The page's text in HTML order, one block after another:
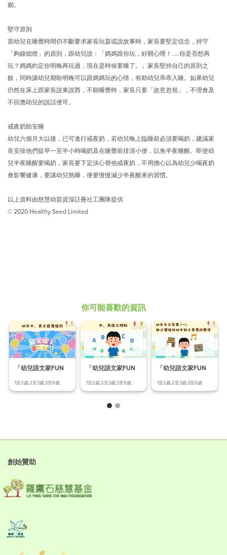
鄉。
堅守原則
當幼兒在睡覺時間仍不斷要求家長玩耍或說故事時，家長要堅定信念，持守
「夠鐘熄燈」的原則，跟幼兒說：「媽媽跟你玩，好開心哩！.....你是否想再
玩？媽媽約定你明晚再玩過，現在是時候要睡了。」家長堅持自己的原則之
餘，同時讓幼兒期盼明晚可以跟媽媽玩的心情，有助幼兒乖乖入睡。如果幼兒
仍然在床上跟家長說東說西，不願睡覺時，家長只要「故意忽視」，不理會及
不回應幼兒的說話便可。
戒夜奶助安睡
幼兒六個月大以後，已可進行戒夜奶，若幼兒晚上臨睡前必須要喝奶，建議家
長安排他們提早一至半小時喝奶及在睡覺前排清小便，以免半夜睡醒。即使幼
兒半夜睡醒要喝奶，家長要下定決心替他戒夜奶，不用擔心以為幼兒少喝夜奶
會影響健康，要讓幼兒熟睡，便要慢慢減少半夜醒來的習慣。
以上資料由慈慧幼苗資深註冊社工團隊提供
© 2020 Healthy Seed Limited
你可能喜歡的資訊
「幼兒語文家FUN
展階
1至2歲,2至3歲,3至6歲
「幼兒語文家FUN
1至2歲,2至3歲,3至6歲
「幼兒語文家FUN
語文
1至2歲,2至3歲,3至6歲
創始贊助